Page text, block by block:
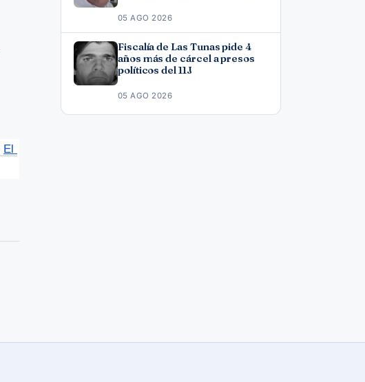
El
05 AGO 2026
Fiscalía de Las Tunas pide 4
años más de cárcel a presos
políticos del 11J
05 AGO 2026